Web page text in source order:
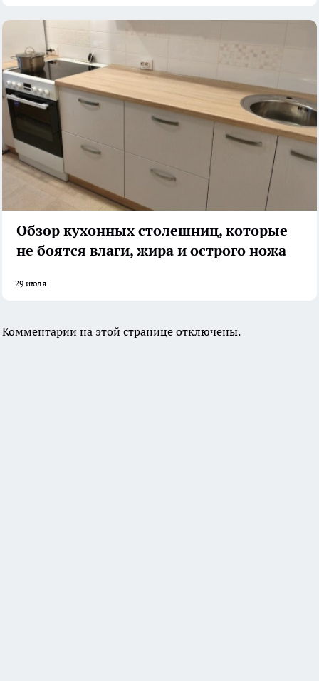
Обзор кухонных столешниц, которые
не боятся влаги, жира и острого ножа
29 июля
Комментарии на этой странице отключены.